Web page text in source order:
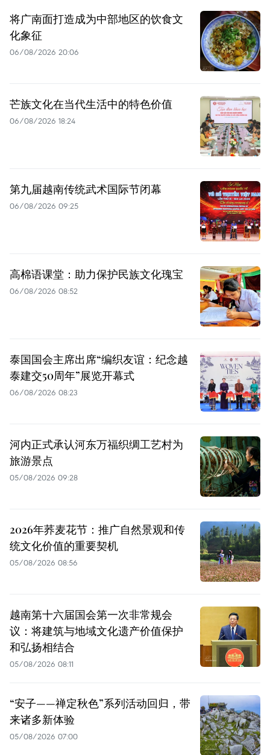
将广南面打造成为中部地区的饮食文
化象征
06/08/2026 20:06
芒族文化在当代生活中的特色价值
06/08/2026 18:24
第九届越南传统武术国际节闭幕
06/08/2026 09:25
高棉语课堂：助力保护民族文化瑰宝
06/08/2026 08:52
泰国国会主席出席“编织友谊：纪念越
泰建交50周年”展览开幕式
06/08/2026 08:23
河内正式承认河东万福织绸工艺村为
旅游景点
05/08/2026 09:28
2026年荞麦花节：推广自然景观和传
统文化价值的重要契机
05/08/2026 08:56
越南第十六届国会第一次非常规会
议：将建筑与地域文化遗产价值保护
和弘扬相结合
05/08/2026 08:11
“安子——禅定秋色”系列活动回归，带
来诸多新体验
05/08/2026 07:00